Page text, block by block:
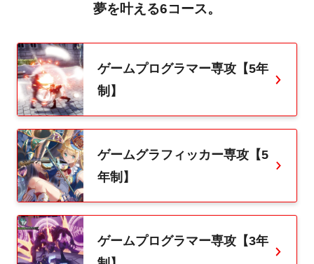
夢を叶える6コース。
ゲームプログラマー専攻【5年
制】
ゲームグラフィッカー専攻【5
年制】
ゲームプログラマー専攻【3年